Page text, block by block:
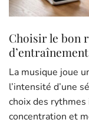
Choisir le bon
La musique joue
l’intensité d’une
choix des
concentration et